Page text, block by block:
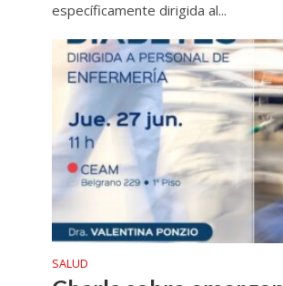
específicamente dirigida al...
SALUD